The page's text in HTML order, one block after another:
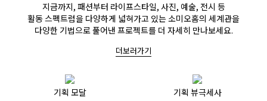
지금까지, 패션부터 라이프스타일, 사진, 예술, 전시 등
활동 스펙트럼을 다양하게 넓혀가고 있는 소미오홈의 세계관을
다양한 기법으로 풀어낸 프로젝트를 더 자세히 만나보세요.
더보러가기
기획 모달 기획 뷰극세사